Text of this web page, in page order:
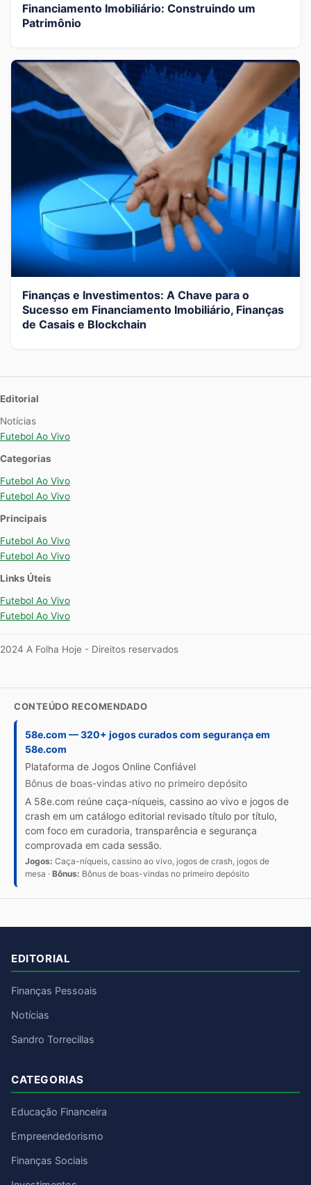
Financiamento Imobiliário: Construindo um
Patrimônio
Finanças e Investimentos: A Chave para o
Sucesso em Financiamento Imobiliário, Finanças
de Casais e Blockchain
Editorial
Notícias
Futebol Ao Vivo
Categorias
Futebol Ao Vivo
Futebol Ao Vivo
Principais
Futebol Ao Vivo
Futebol Ao Vivo
Links Úteis
Futebol Ao Vivo
Futebol Ao Vivo
2024 A Folha Hoje - Direitos reservados
CONTEÚDO RECOMENDADO
58e.com — 320+ jogos curados com segurança em
58e.com
Plataforma de Jogos Online Confiável
Bônus de boas-vindas ativo no primeiro depósito
A 58e.com reúne caça-níqueis, cassino ao vivo e jogos de
crash em um catálogo editorial revisado título por título,
com foco em curadoria, transparência e segurança
comprovada em cada sessão.
Jogos: Caça-níqueis, cassino ao vivo, jogos de crash, jogos de
mesa · Bônus: Bônus de boas-vindas no primeiro depósito
EDITORIAL
Finanças Pessoais
Notícias
Sandro Torrecillas
CATEGORIAS
Educação Financeira
Empreendedorismo
Finanças Sociais